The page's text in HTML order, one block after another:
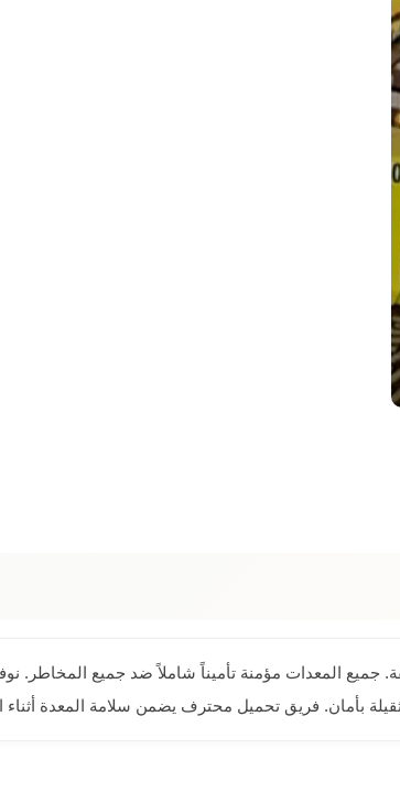
جميع المعدات مؤمنة تأميناً شاملاً ضد جميع
بأمان. فريق تحميل محترف يضمن سلامة المعدة أثناء